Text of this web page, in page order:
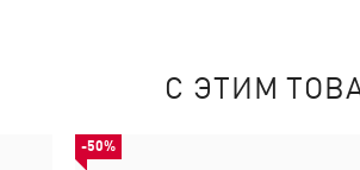
С ЭТИМ
-50%